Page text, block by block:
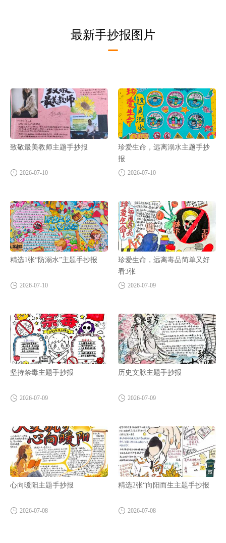
最新手抄报图片
致敬最美教师主题手抄报
2026-07-10
珍爱生命，远离溺水主题手抄
报
2026-07-10
精选1张“防溺水”主题手抄报
2026-07-10
珍爱生命，远离毒品简单又好
看3张
2026-07-09
坚持禁毒主题手抄报
2026-07-09
历史文脉主题手抄报
2026-07-09
心向暖阳主题手抄报
2026-07-08
精选2张“向阳而生主题手抄报
2026-07-08